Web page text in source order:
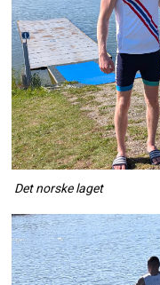
Det norske laget